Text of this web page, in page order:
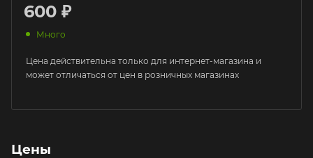
600 ₽
Много
Цена действительна только для интернет-магазина и
может отличаться от цен в розничных магазинах
Цены